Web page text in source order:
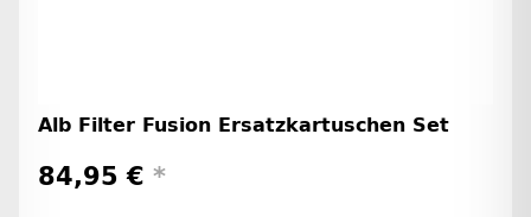
Alb Filter Fusion Ersatzkartuschen Set
84,95 € *